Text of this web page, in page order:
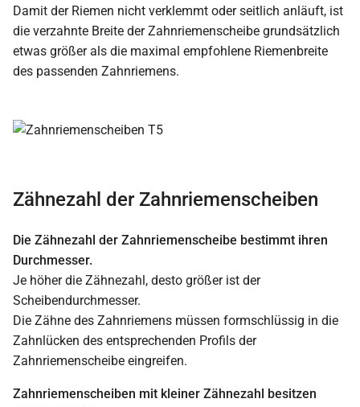
Damit der Riemen nicht verklemmt oder seitlich anläuft, ist
die verzahnte Breite der Zahnriemenscheibe grundsätzlich
etwas größer als die maximal empfohlene Riemenbreite
des passenden Zahnriemens.
Zähnezahl der Zahnriemenscheiben
Die Zähnezahl der Zahnriemenscheibe bestimmt ihren
Durchmesser.
Je höher die Zähnezahl, desto größer ist der
Scheibendurchmesser.
Die Zähne des Zahnriemens müssen formschlüssig in die
Zahnlücken des entsprechenden Profils der
Zahnriemenscheibe eingreifen.
Zahnriemenscheiben mit kleiner Zähnezahl besitzen